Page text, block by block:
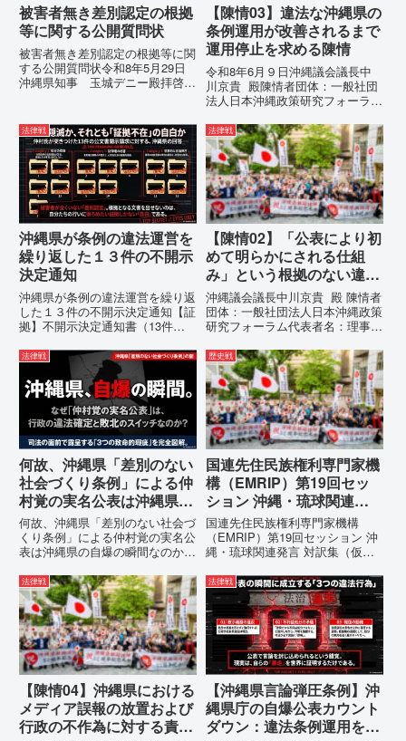
被害者無き差別認定の根拠
等に関する公開質問状
被害者無き差別認定の根拠等に関
する公開質問状令和8年5月29日
沖縄県知事 玉城デニー殿拝啓貴
ます。私は、適正な意見陳述（弁
明）を行うにあたり、沖縄県行政
手続条例第28条で定められた...
【陳情03】違法な沖縄県の
条例運用が改善されるまで
運用停止を求める陳情
令和8年6月９日沖縄議会議長中
川京貴 殿陳情者団体：一般社団
法人日本沖縄政策研究フォーラム
所：沖縄県那覇市電 話：080-違
法な沖縄県の条例運用が改善され
るまで運用停止を求める陳情陳情
の趣旨沖縄県は、「沖縄県...
法律戦
沖縄県が条例の違法運営を
繰り返した１３件の不開示
決定通知
沖縄県が条例の違法運営を繰り返
した１３件の不開示決定通知【証
拠】不開示決定通知書（13件）
が請求した「差別認定の根拠」に
対し、県は全て非開示・存否応答
拒否を突きつけました。これは、
彼らが行政手続きの正当性を失
法律戦
【陳情02】「公表により初
めて明らかにされる仕組
み」という根拠のない違法
運用の指摘と条例運用の停
止を求める陳情書
沖縄議会議長中川京貴 殿 陳情者
団体：一般社団法人日本沖縄政策
研究フォーラム代表者名：理事
市電 話：080- 「公表により初
めて明らかにされる仕組み」とい
う根拠のない違法運用の指摘と条
例運用の停止を求める陳情...
法律戦
何故、沖縄県「差別のない
社会づくり条例」による仲
村覚の実名公表は沖縄県の
自爆の瞬間なのか？その3
つの理由。
何故、沖縄県「差別のない社会づ
くり条例」による仲村覚の実名公
表は沖縄県の自爆の瞬間なのか？
強行しようとしている「仲村覚の
実名公表」。行政側はこの行為
を、特定の個人を社会的制裁に追
い込むための「仕上げ」だと考え
て...
歴史戦
国連先住民族権利専門家機
構（EMRIP）第19回セッ
ション 沖縄・琉球関連発
言 対訳集（仮訳）
国連先住民族権利専門家機構
（EMRIP）第19回セッション 沖
縄・琉球関連発言 対訳集（仮
（EMRIP）の各会合において行
われた、沖縄・琉球の先住民族指
定、PFAS（有機フッ素化合物）
問題、米軍基地、伝統文化（...
法律戦
【陳情04】沖縄県における
メディア誤報の放置および
行政の不作為に対する責任
法律戦
【沖縄県言論弾圧条例】沖
縄県庁の自爆公表カウント
ダウン：違法条例運用を自